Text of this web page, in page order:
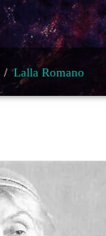
/Lalla Romano